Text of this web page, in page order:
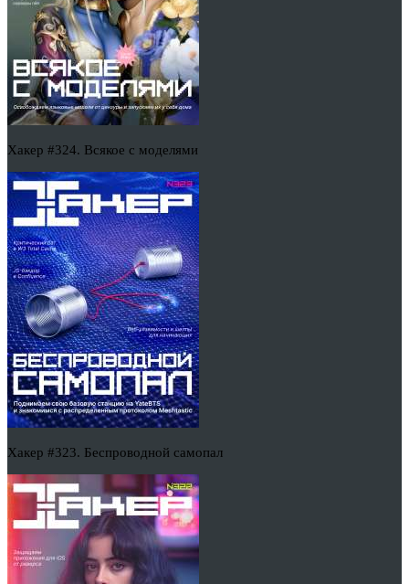
Хакер #324. Всякое с моделями
Хакер #323. Беспроводной самопал